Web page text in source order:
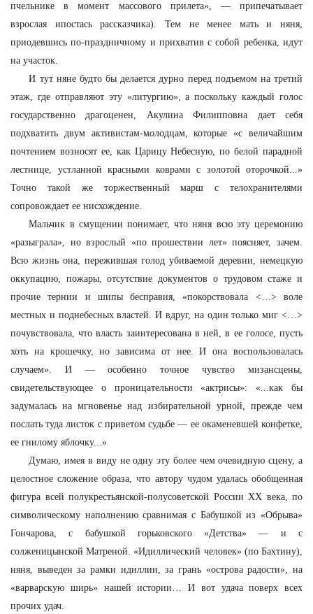
пчельнике в момент массового прилета», — припечатывает
взрослая ипостась рассказчика). Тем не менее мать и няня,
приодевшись по-праздничному и прихватив с собой ребенка, идут
на участок.
И тут няне будто бы делается дурно перед подъемом на третий
этаж, где отправляют эту «литургию», а поскольку каждый голос
государственно драгоценен, Акулина Филипповна дает себя
подхватить двум активистам-молодцам, которые «с величайшим
почтением возносят ее, как Царицу Небесную, по белой парадной
лестнице, устланной красными коврами с золотой оторочкой...»
Точно такой же торжественный марш с телохранителями
сопровождает ее нисхождение.
Мальчик в смущении понимает, что няня всю эту церемонию
«разыграла», но взрослый «по прошествии лет» поясняет, зачем.
Всю жизнь она, пережившая голод убиваемой деревни, немецкую
оккупацию, пожары, отсутствие документов о трудовом стаже и
прочие тернии и шипы бесправия, «покорствовала <…> воле
местных и поднебесных властей. И вдруг, на один только миг <…>
почувствовала, что власть заинтересована в ней, в ее голосе, пусть
хоть на крошечку, но зависима от нее. И она воспользовалась
случаем». И — особенно точное чувство мизансцены,
свидетельствующее о проницательности «актрисы»: «...как бы
задумалась на мгновенье над избирательной урной, прежде чем
послать туда листок с приветом судьбе — ее окаменевшей конфетке,
ее гнилому яблочку...»
Думаю, имея в виду не одну эту более чем очевидную сцену, а
целостное сложение образа, что автору чудом удалась обобщенная
фигура всей полукрестьянской-полусоветской России ХХ века, по
символическому наполнению сравнимая с Бабушкой из «Обрыва»
Гончарова, с бабушкой горьковского «Детства» — и с
солженицынской Матреной. «Идиллический человек» (по Бахтину),
няня, выведен за рамки идиллии, за грань «острова радости», на
«варварскую ширь» нашей истории… И вот удача поверх всех
прочих удач.